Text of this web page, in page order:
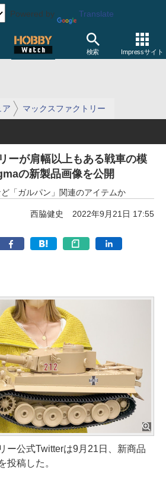
Powered by Translate
検索 Impressサイト
ア マックスファクトリー
ーが肩幅以上もある戦車の模
の新製品画像を公開
ど「ガルパン」関連のアイテムか
西脇健史 2022年9月21日 17:55
ー公式Twitterは9月21日、新商品
投稿した。